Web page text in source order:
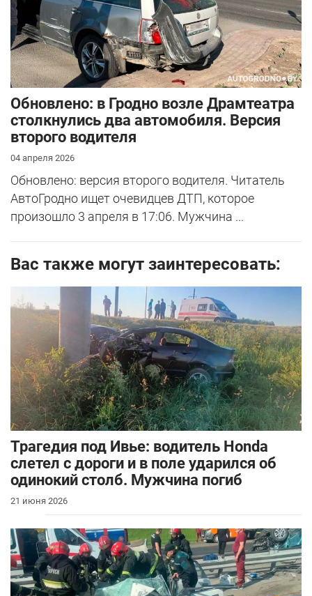
Обновлено: в Гродно возле Драмтеатра
столкнулись два автомобиля. Версия
второго водителя
04 апреля 2026
Обновлено: версия второго водителя. Читатель
АвтоГродно ищет очевидцев ДТП, которое
произошло 3 апреля в 17:06. Мужчина ...
Вас также могут заинтересовать:
Трагедия под Ивье: водитель Honda
слетел с дороги и в поле ударился об
одинокий столб. Мужчина погиб
21 июня 2026